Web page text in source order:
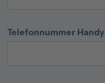
Telefonnummer Handy